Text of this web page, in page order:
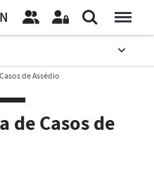
de Assédio
de Casos de